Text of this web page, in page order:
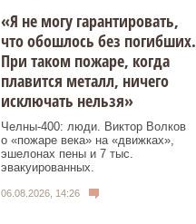
«Я не могу гарантировать,
что обошлось без погибших.
При таком пожаре, когда
плавится металл, ничего
исключать нельзя»
Челны-400: люди. Виктор Волков
о «пожаре века» на «движках»,
эшелонах пены и 7 тыс.
эвакуированных.
06.08.2026, 14:26